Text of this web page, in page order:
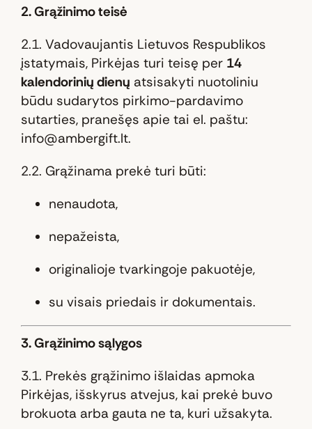
2. Grąžinimo teisė
2.1. Vadovaujantis Lietuvos Respublikos
įstatymais, Pirkėjas turi teisę per 14
kalendorinių dienų atsisakyti nuotoliniu
būdu sudarytos pirkimo-pardavimo
sutarties, pranešęs apie tai el. paštu:
info@ambergift.lt.
2.2. Grąžinama prekė turi būti:
nenaudota,
nepažeista,
originalioje tvarkingoje pakuotėje,
su visais priedais ir dokumentais.
3. Grąžinimo sąlygos
3.1. Prekės grąžinimo išlaidas apmoka
Pirkėjas, išskyrus atvejus, kai prekė buvo
brokuota arba gauta ne ta, kuri užsakyta.